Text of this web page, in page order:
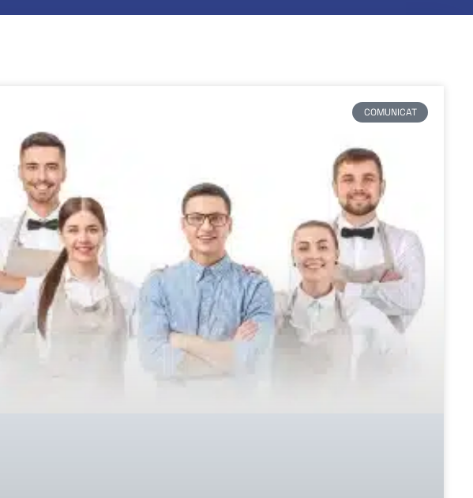
COMUNICAT